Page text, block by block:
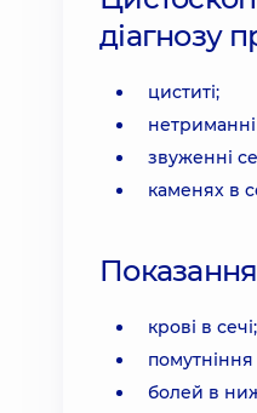
діагнозу
циститі;
нетриманні
звуженні
каменях в
крові в сечі;
помутніння
болей в